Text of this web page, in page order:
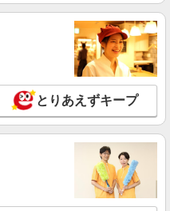
東京都杉並区西荻北5-8-22
詳細を見る
NEW
東京都杉並区西荻北5-8-22
とりあえずキープ